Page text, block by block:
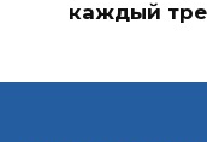
каждый